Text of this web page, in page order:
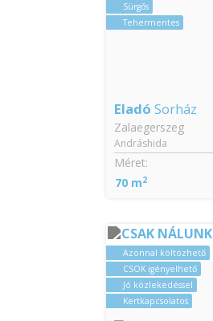
Sürgős
Tehermentes
Eladó Sorház
Zalaegerszeg
Andráshida
Méret:
70 m2
CSAK NÁLUNK
Azonnal költözhető
CSOK igényelhető
Jó közlekedéssel
Kertkapcsolatos